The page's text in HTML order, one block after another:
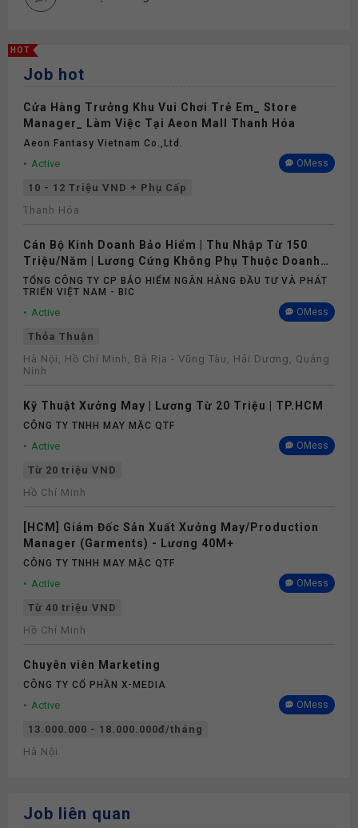
HOT
Job hot
Cửa Hàng Trưởng Khu Vui Chơi Trẻ Em_ Store
Manager_ Làm Việc Tại Aeon Mall Thanh Hóa
Aeon Fantasy Vietnam Co.,ltd.
Active OMess
10 - 12 Triệu VND + Phụ Cấp
Thanh Hóa
Cán Bộ Kinh Doanh Bảo Hiểm | Thu Nhập Từ 150
Triệu/Năm | Lương Cứng Không Phụ Thuộc Doanh
Số
TỔNG CÔNG TY CP BẢO HIỂM NGÂN HÀNG ĐẦU TƯ VÀ PHÁT
TRIỂN VIỆT NAM - BIC
Active OMess
Thỏa Thuận
Hà Nội, Hồ Chí Minh, Bà Rịa - Vũng Tàu, Hải Dương, Quảng
Ninh
Kỹ Thuật Xưởng May | Lương Từ 20 Triệu | TP.HCM
CÔNG TY TNHH MAY MẶC QTF
Active OMess
Từ 20 triệu VND
Hồ Chí Minh
[HCM] Giám Đốc Sản Xuất Xưởng May/Production
Manager (Garments) - Lương 40M+
CÔNG TY TNHH MAY MẶC QTF
Active OMess
Từ 40 triệu VND
Hồ Chí Minh
Chuyên viên Marketing
CÔNG TY CỔ PHẦN X-MEDIA
Active OMess
13.000.000 - 18.000.000đ/tháng
Hà Nội
Job liên quan